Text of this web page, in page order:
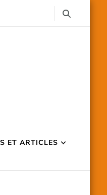
ET ARTICLES